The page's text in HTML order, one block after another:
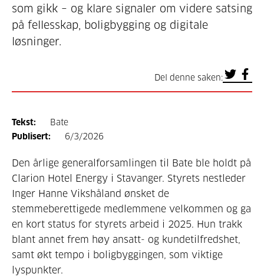
som gikk – og klare signaler om videre satsing
på fellesskap, boligbygging og digitale
løsninger.
Del denne saken:
Tekst:
Bate
Publisert:
6/3/2026
Den årlige generalforsamlingen til Bate ble holdt på
Clarion Hotel Energy i Stavanger. Styrets nestleder
Inger Hanne Vikshåland ønsket de
stemmeberettigede medlemmene velkommen og ga
en kort status for styrets arbeid i 2025. Hun trakk
blant annet frem høy ansatt- og kundetilfredshet,
samt økt tempo i boligbyggingen, som viktige
lyspunkter.